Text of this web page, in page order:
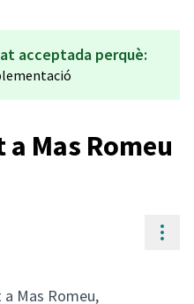
acceptada perquè:
Mas Romeu
Mas Romeu,